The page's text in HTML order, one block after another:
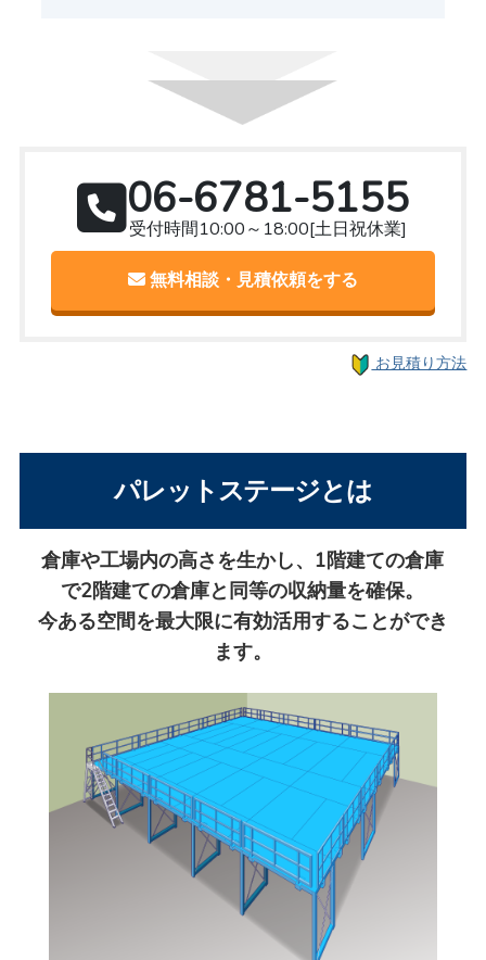
06-6781-5155
受付時間10:00～18:00[土日祝休業]
無料相談・見積依頼をする
お見積り方法
パレットステージとは
倉庫や工場内の高さを生かし、1階建ての倉庫
で2階建ての倉庫と同等の収納量を確保。
今ある空間を最大限に有効活用することができ
ます。